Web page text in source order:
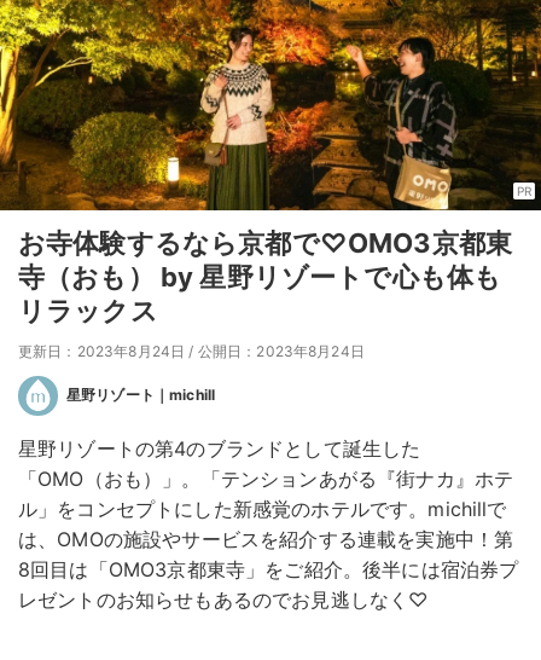
PR
お寺体験するなら京都で♡OMO3京都東
寺（おも） by 星野リゾートで心も体も
リラックス
更新日：2023年8月24日 / 公開日：2023年8月24日
星野リゾート｜michill
星野リゾートの第4のブランドとして誕生した
「OMO（おも）」。「テンションあがる『街ナカ』ホテ
ル」をコンセプトにした新感覚のホテルです。michillで
は、OMOの施設やサービスを紹介する連載を実施中！第
8回目は「OMO3京都東寺」をご紹介。後半には宿泊券プ
レゼントのお知らせもあるのでお見逃しなく♡